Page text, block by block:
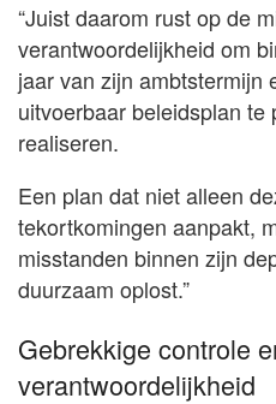
“Juist daarom rust op de
verantwoordelijkheid om
jaar van zijn ambtstermijn
uitvoerbaar beleidsplan te
realiseren.
Een plan dat niet alleen
tekortkomingen aanpakt,
misstanden binnen zijn
duurzaam oplost.”
Gebrekkige controle
verantwoordelijkheid